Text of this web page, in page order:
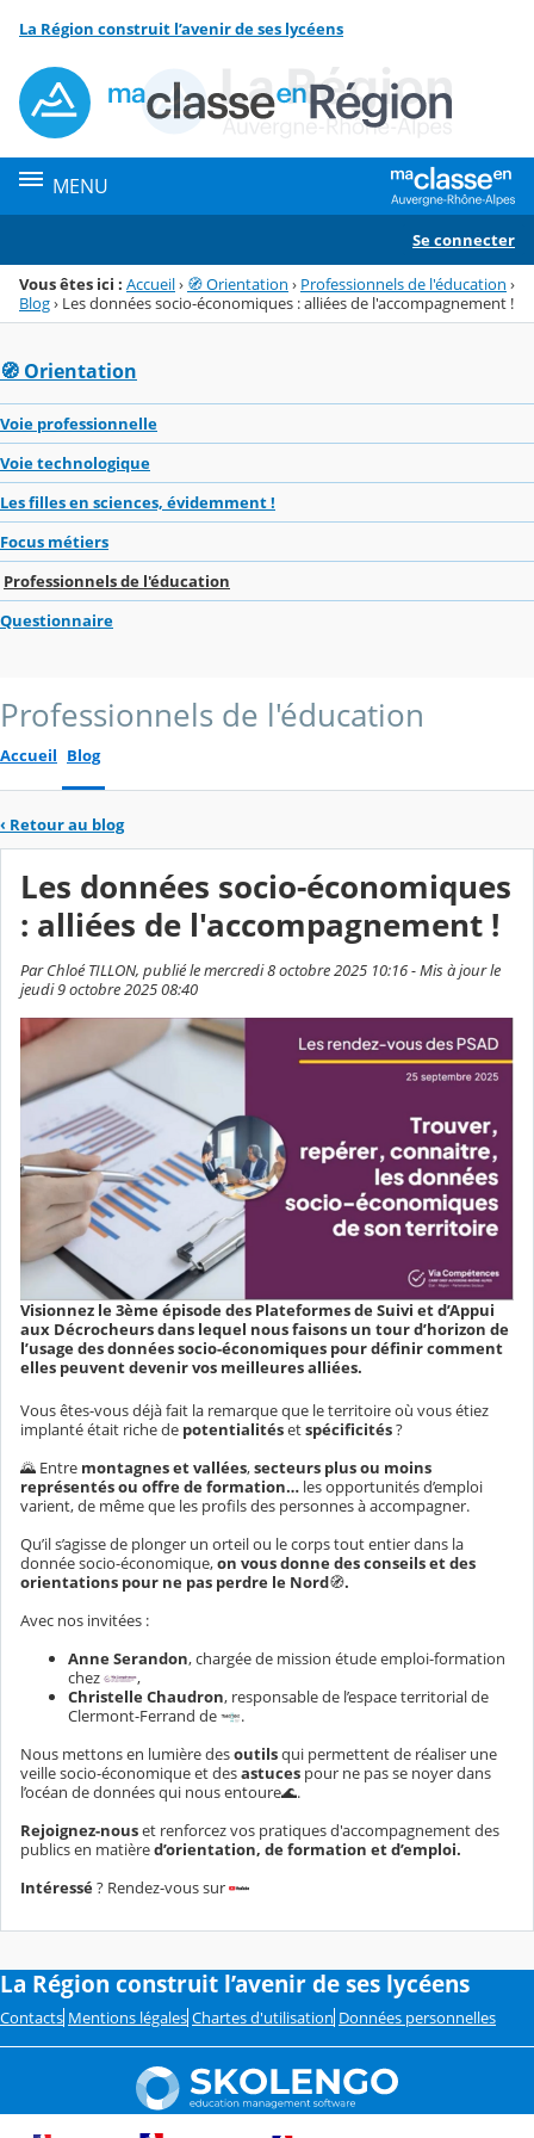
Menu de la rubrique
Contenu
La Région construit l’avenir de ses lycéens
MENU
Se connecter
Vous êtes ici : Accueil› 🧭 Orientation › Professionnels de l'éducation ›
Blog› Les données socio-économiques : alliées de l'accompagnement !
🧭 Orientation
Voie professionnelle
Voie technologique
Les filles en sciences, évidemment !
Focus métiers
Professionnels de l'éducation
Questionnaire
Professionnels de l'éducation
Accueil Blog
‹ Retour au blog
Les données socio-économiques
: alliées de l'accompagnement !
Par Chloé TILLON, publié le mercredi 8 octobre 2025 10:16 - Mis à jour le
jeudi 9 octobre 2025 08:40
Visionnez le 3ème épisode des Plateformes de Suivi et d’Appui
aux Décrocheurs dans lequel nous faisons un tour d’horizon de
l’usage des données socio-économiques pour définir comment
elles peuvent devenir vos meilleures alliées.
Vous êtes-vous déjà fait la remarque que le territoire où vous étiez
implanté était riche de potentialitésetspécificités?
🌄 Entre montagnes et vallées,secteurs plus ou moins
représentésou offre de formation… les opportunités d’emploi
varient, de même que les profils des personnes à accompagner.
Qu’il s’agisse de plonger un orteil ou le corps tout entier dans la
donnée socio-économique,on vous donne des conseils et des
orientations pour ne pas perdre le Nord🧭.
Avec nos invitées :
Anne Serandon, chargée de mission étude emploi-formation
chez
,
Christelle Chaudron, responsable de l’espace territorial de
Clermont-Ferrand de
.
Nous mettons en lumière desoutilsqui permettent de réaliser une
veille socio-économique et desastuces pour ne pas se noyer dans
l’océan de données qui nous entoure🌊.
Rejoignez-nouset renforcez vos pratiques d'accompagnement des
publics en matièred’orientation, de formation et d’emploi.
Intéressé? Rendez-vous sur
La Région construit l’avenir de ses lycéens
Contacts Mentions légales Chartes d'utilisation Données personnelles